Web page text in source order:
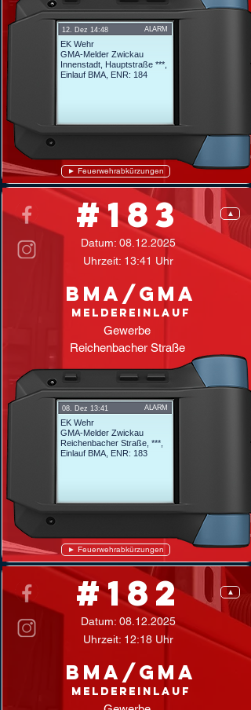
ALARM
EK Wehr
GMA-Melder Zwickau
Innenstadt, Hauptstraße ***,
Einlauf BMA, ENR: 184
12. Dez 14:48
► Feuerwehrabkürzungen
#183
Datum: 08.12.2025
Uhrzeit: 13:41 Uhr
▲
BMA/GMA
Meldereinlauf
Gewerbe
Reichenbacher Straße
ALARM
EK Wehr
GMA-Melder Zwickau
Reichenbacher Straße, ***,
Einlauf BMA, ENR: 183
08. Dez 13:41
► Feuerwehrabkürzungen
#182
Datum: 08.12.2025
Uhrzeit: 12:18 Uhr
▲
BMA/GMA
Meldereinlauf